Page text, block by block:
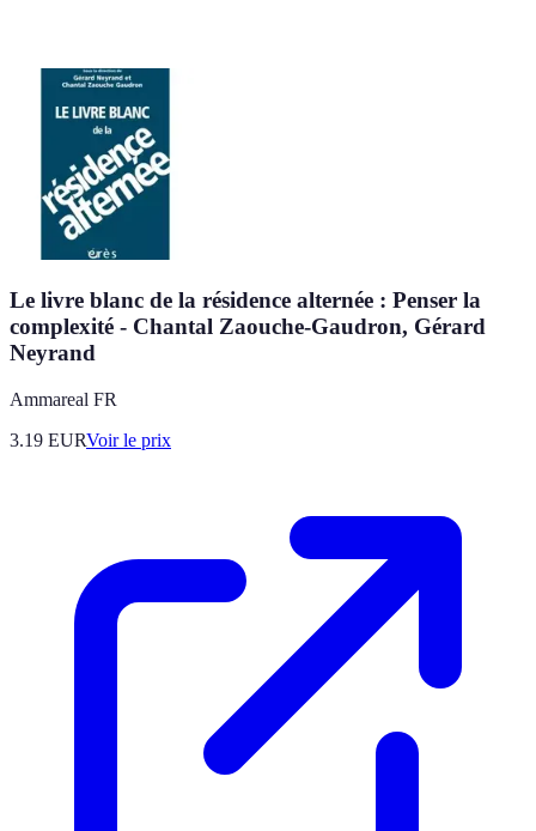
Le livre blanc de la résidence alternée : Penser la
complexité - Chantal Zaouche-Gaudron, Gérard
Neyrand
Ammareal FR
3.19 EURVoir le prix